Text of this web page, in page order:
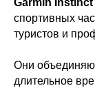
Garmin Instinct
спортивных
туристов и
Они
длительное